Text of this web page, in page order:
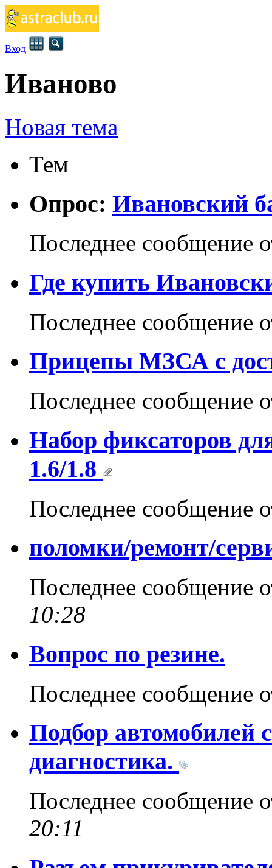
Вход
Иваново
Новая тема
Тем
Опрос: Ивановский
Последнее сообщение
Где купить
Последнее сообщение
Прицепы МЗСА с
Последнее сообщение
Набор фиксаторов
1.6/1.8
Последнее сообщение
поломки/ремонт/
Последнее сообщение
10:28
Вопрос по резине.
Последнее сообщение
Подбор автомобилей
диагностика.
Последнее сообщение
20:11